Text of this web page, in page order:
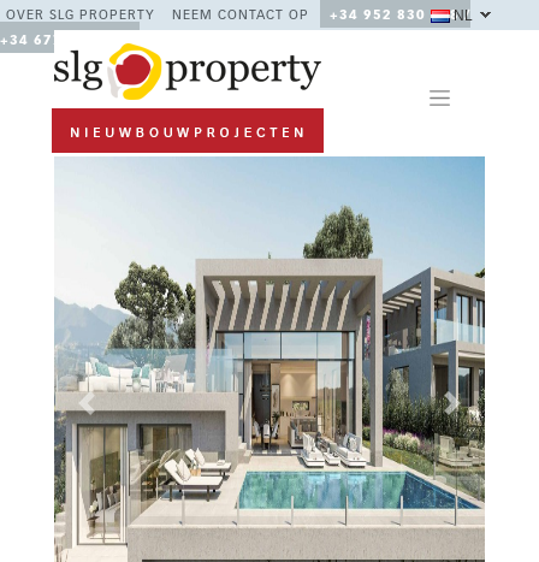
OVER SLG PROPERTY NEEM CONTACT OP
+34 952 830 378 /
+34 677 670 480
NL
Previous Next